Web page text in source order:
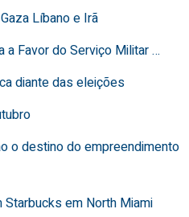
Líbano e Irã
a Favor do Serviço Militar …
diante das eleições
o destino do empreendimento
em North Miami